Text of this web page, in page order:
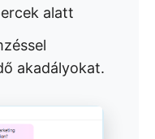
alatt
akadályokat.